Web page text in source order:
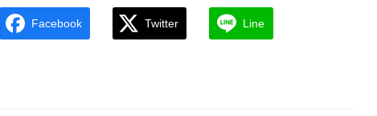
Facebook Twitter Line